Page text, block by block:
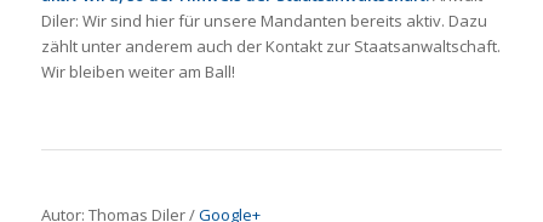
Diler: Wir sind hier für unsere Mandanten bereits aktiv. Dazu
zählt unter anderem auch der Kontakt zur Staatsanwaltschaft.
Wir bleiben weiter am Ball!
Autor: Thomas Diler /Google+